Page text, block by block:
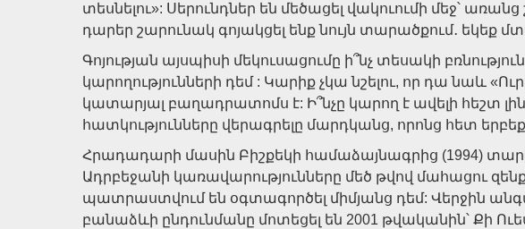
տեսնելու»: Սերունդներ են մեծացել վակուումի մեջ՝
դարեր շարունակ գոյակցել ենք նույն տարածքում․ եկեք
Գոյության այսպիսի մեկուսացումը ի՞նչ տեսակի
կարողությունների դեմ : Կարիք չկա նշելու, որ դա նաև
կատարյալ բաղադրատոմս է: Ի՞նչը կարող է ավելի հեշտ
հատկությունները վերագրելը մարդկանց, որոնց հետ երբեք
Հրադադարի մասին Բիշքեկի համաձայնագրից (1994)
Ադրբեջանի կառավարությունները մեծ թվով մահացու
պատրաստվում են օգտագործել միմյանց դեմ: Վերջին
բանաձևի ընդունմանը մոտեցել են 2001 թվականին՝ Քի